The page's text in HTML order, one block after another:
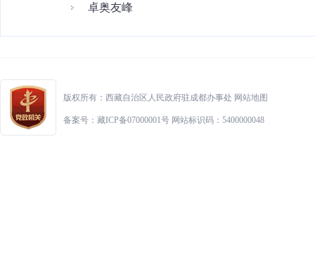
卓奥友峰
版权所有：西藏自治区人民政府驻成都办事处 网站地图
备案号：藏ICP备07000001号 网站标识码：5400000048